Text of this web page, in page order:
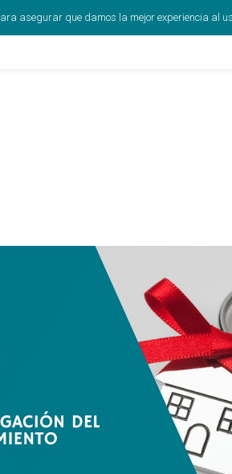
asegurar que damos la mejor experiencia al